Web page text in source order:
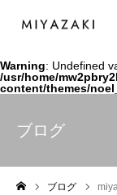
Warning: Undefined
/usr/home/
content/themes/
ブログ
ブログ